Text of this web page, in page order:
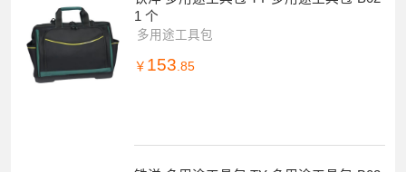
1 个
多用途工具包
￥ 153.85